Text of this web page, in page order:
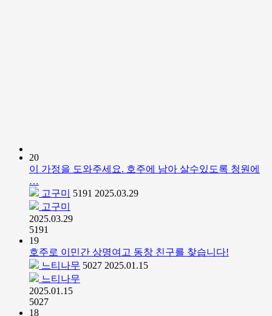
20
이 가정을 도와주세요. 호주에 남아 살수있도록 청원에
…
고구미
5191 2025.03.29
고구미
2025.03.29
5191
19
호주로 이민간 상명여고 동창 친구를 찾습니다!
느티나무 5027 2025.01.15
느티나무
2025.01.15
5027
18